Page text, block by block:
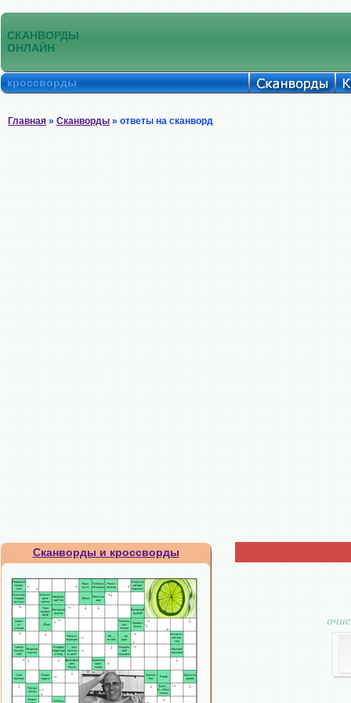
СКАНВОРДЫ
ОНЛАЙН
кроссворды
Главная » Сканворды » ответы на сканворд
Сканворды и кроссворды